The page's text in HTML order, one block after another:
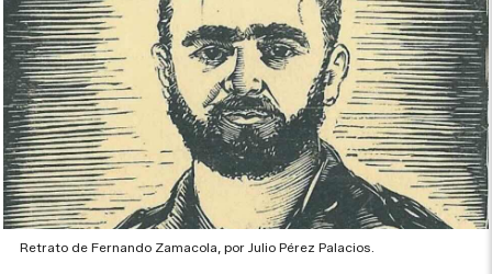
Retrato de Fernando Zamacola, por Julio Pérez Palacios.